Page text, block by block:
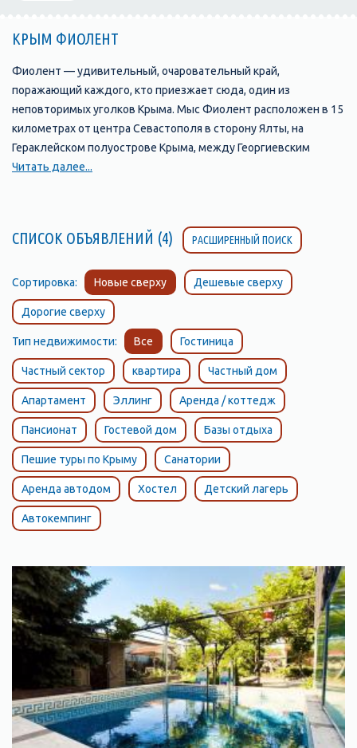
КРЫМ ФИОЛЕНТ
Фиолент — удивительный, очаровательный край,
поражающий каждого, кто приезжает сюда, один из
неповторимых уголков Крыма. Мыс Фиолент расположен в 15
километрах от центра Севастополя в сторону Ялты, на
Гераклейском полуострове Крыма, между Георгиевским
монастырем, балкой Дианы и мысом Лермонтова. Древнее его
турецкого Фиолент (Феленк-Бурун) — Тигровый мыс, т. к. на
обрыве мыса имеются чередующиеся полосы желтоватого
тигровую шкуру. Отдых в Фиоленте окутан легендами и
мифами. В прошлом веке каждый путешественник,
посещавший Крым, считал своим долгом посетить святую
обитель — Георгиевский монастырь, основанный еще в 891
году. Здесь бывали Пушкин и Айвазовский, Александр I и
Николай II, князь Голицын и многие другие. Старинный
монастырь, оздоравливающий 800-ступенчатыйспуск к
чистейшему Яшмовому пляжу по древней монастырской
лестнице, легенды и предания этого края сделают
уникальным и неповторимым ваш отдых в Фиоленте.
Читать далее...
СПИСОК ОБЪЯВЛЕНИЙ (4) РАСШИРЕННЫЙ ПОИСК
Сортировка: Новые сверху Дешевые сверху
Дорогие сверху
Тип недвижимости: Все Гостиница
Частный сектор квартира Частный дом
Апартамент Эллинг Аренда / коттедж
Пансионат Гостевой дом Базы отдыха
Пешие туры по Крыму Санатории
Аренда автодом Хостел Детский лагерь
Автокемпинг